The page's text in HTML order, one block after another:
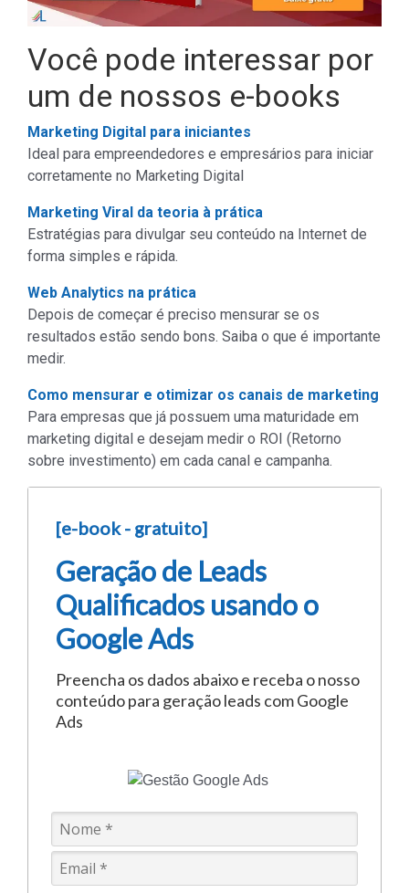
Você pode interessar por
um de nossos e-books
Marketing Digital para iniciantes
Ideal para empreendedores e empresários para iniciar
corretamente no Marketing Digital
Marketing Viral da teoria à prática
Estratégias para divulgar seu conteúdo na Internet de
forma simples e rápida.
Web Analytics na prática
Depois de começar é preciso mensurar se os
resultados estão sendo bons. Saiba o que é importante
medir.
Como mensurar e otimizar os canais de marketing
Para empresas que já possuem uma maturidade em
marketing digital e desejam medir o ROI (Retorno
sobre investimento) em cada canal e campanha.
[e-book - gratuito]
Geração de Leads
Qualificados usando o
Google Ads
Preencha os dados abaixo e receba o nosso
conteúdo para geração leads com Google
Ads